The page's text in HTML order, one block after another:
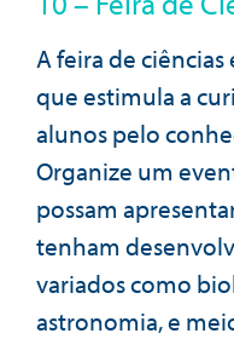
A feira de ciências
que estimula a
alunos pelo
Organize um
possam
tenham
variados como
astronomia, e